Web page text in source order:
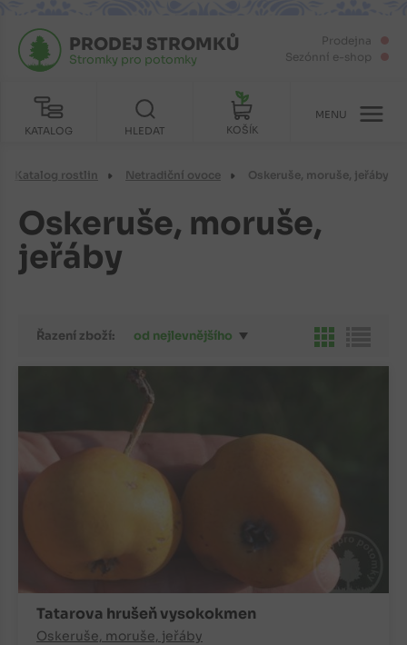
Prodejna
Sezónní e-shop
KATALOG
PRODEJ STROMKŮ
Stromky pro potomky
HLEDAT KOŠÍK
MENU
Katalog rostlin Netradiční ovoce Oskeruše, moruše, jeřáby
Oskeruše, moruše,
jeřáby
Řazení zboží: od nejlevnějšího
Tatarova hrušeň vysokokmen
Oskeruše, moruše, jeřáby